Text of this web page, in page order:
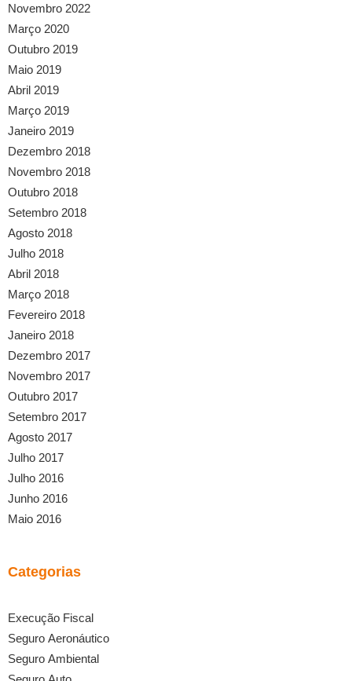
Novembro 2022
Março 2020
Outubro 2019
Maio 2019
Abril 2019
Março 2019
Janeiro 2019
Dezembro 2018
Novembro 2018
Outubro 2018
Setembro 2018
Agosto 2018
Julho 2018
Abril 2018
Março 2018
Fevereiro 2018
Janeiro 2018
Dezembro 2017
Novembro 2017
Outubro 2017
Setembro 2017
Agosto 2017
Julho 2017
Julho 2016
Junho 2016
Maio 2016
Categorias
Execução Fiscal
Seguro Aeronáutico
Seguro Ambiental